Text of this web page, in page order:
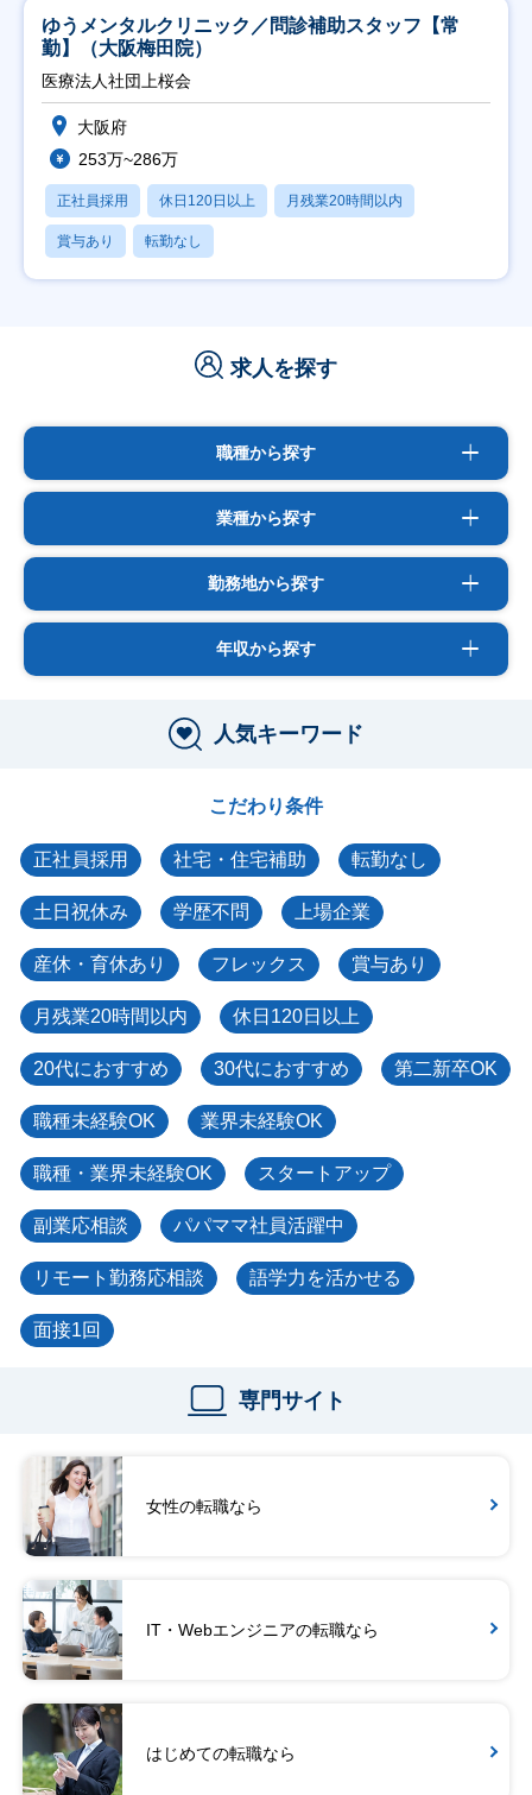
ゆうメンタルクリニック／問診補助スタッフ【常
勤】（大阪梅田院）
医療法人社団上桜会
大阪府
253万~286万
正社員採用 休日120日以上 月残業20時間以内
賞与あり 転勤なし
求人を探す
職種から探す
業種から探す
勤務地から探す
年収から探す
人気キーワード
こだわり条件
正社員採用 社宅・住宅補助 転勤なし
土日祝休み 学歴不問 上場企業
産休・育休あり フレックス 賞与あり
月残業20時間以内 休日120日以上
20代におすすめ 30代におすすめ 第二新卒OK
職種未経験OK 業界未経験OK
職種・業界未経験OK スタートアップ
副業応相談 パパママ社員活躍中
リモート勤務応相談 語学力を活かせる
面接1回
専門サイト
女性の転職なら
IT・Webエンジニアの転職なら
はじめての転職なら